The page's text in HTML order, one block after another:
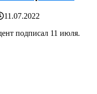
11.07.2022
подписал 11 июля.